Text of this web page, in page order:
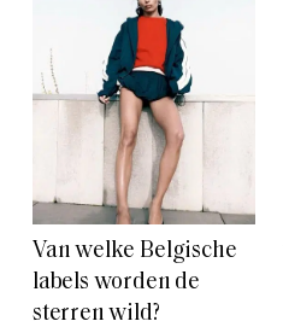
Van welke Belgische
labels worden de
sterren wild?